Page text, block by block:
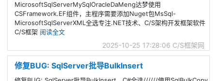
MicrosoftSqlServerMySqlOracleDaMeng达梦使用
CSFramework.EF组件，主程序需要添加Nuget包MsSql-
MicrosoftSqlServerXML全选专注.NET技术、C/S架构开发框架软件
C/S框架 阅读全文
2025-10-25 17:28:06 C/S框架网
修复BUG: SqlServer批导BulkInsert